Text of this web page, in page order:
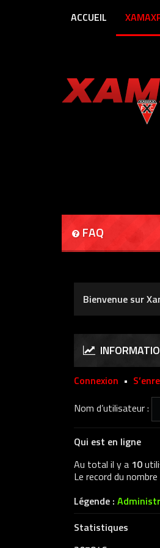
ACCUEIL
FAQ
Bienvenue sur
Connexion •
Nom d’utilisateur :
Qui est en ligne
Au total il y a 10
Le record du
Légende :
Statistiques